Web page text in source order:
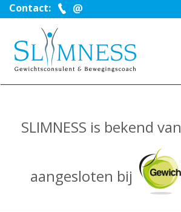
Contact:
SLIMNESS is bekend van
aangesloten bij